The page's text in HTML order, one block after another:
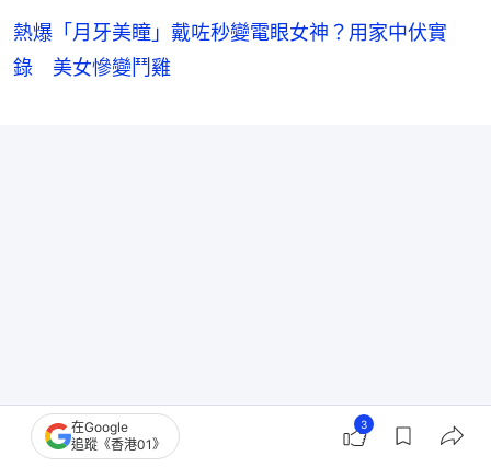
熱爆「月牙美瞳」戴咗秒變電眼女神？用家中伏實
錄 美女慘變鬥雞
延伸閱讀：
在Google
追蹤《香港01》
3